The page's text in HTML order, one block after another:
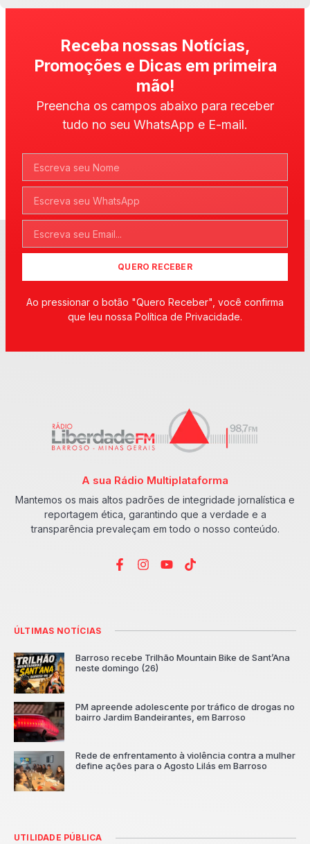
Receba nossas Notícias,
Promoções e Dicas em primeira
mão!
Preencha os campos abaixo para receber
tudo no seu WhatsApp e E-mail.
QUERO RECEBER
Ao pressionar o botão "Quero Receber", você confirma
que leu nossa Política de Privacidade.
A sua Rádio Multiplataforma
Mantemos os mais altos padrões de integridade jornalística e
reportagem ética, garantindo que a verdade e a
transparência prevaleçam em todo o nosso conteúdo.
ÚLTIMAS NOTÍCIAS
Barroso recebe Trilhão Mountain Bike de Sant’Ana
neste domingo (26)
PM apreende adolescente por tráfico de drogas no
bairro Jardim Bandeirantes, em Barroso
Rede de enfrentamento à violência contra a mulher
define ações para o Agosto Lilás em Barroso
UTILIDADE PÚBLICA